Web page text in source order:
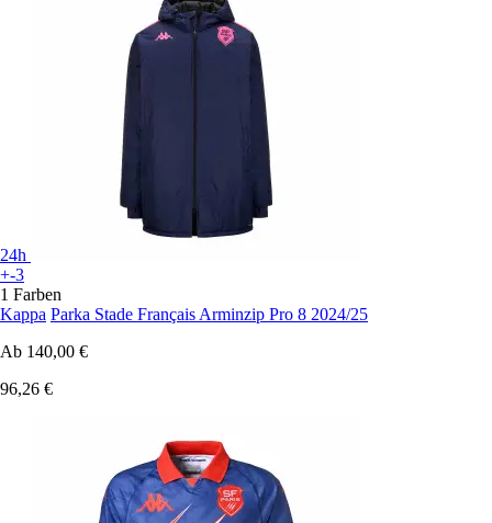
24h
+-3
1 Farben
Kappa Parka Stade Français Arminzip Pro 8 2024/25
Ab 140,00 €
96,26 €